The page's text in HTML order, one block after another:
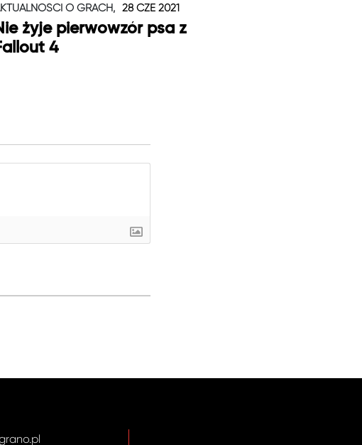
O GRACH, 28 CZE 2021
żyje pierwowzór psa z
4